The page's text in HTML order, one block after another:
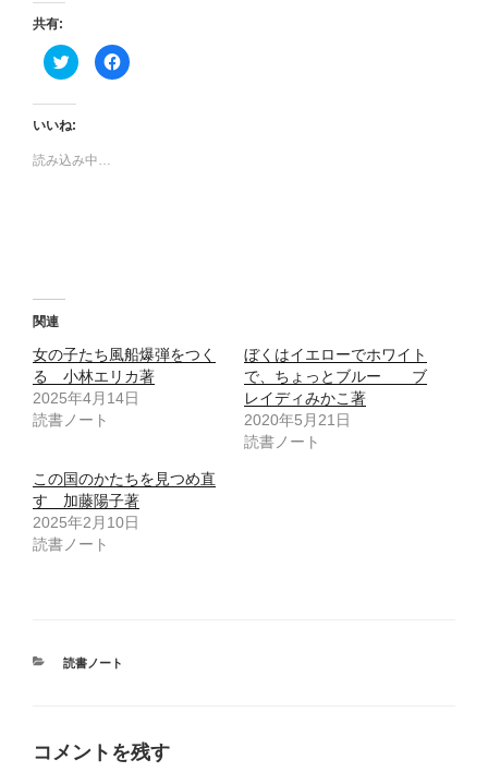
共有:
ク
リ
し
て
T
i
ン
ド
ウ
で
開
き
ま
F
a
だ
さ
い
(
新
し
ド
ウ
で
開
き
いいね:
読み込み中…
関連
女の子たち風船爆弾をつく
る 小林エリカ著
2025年4月14日
読書ノート
ぼくはイエローでホワイト
で、ちょっとブルー ブ
レイディみかこ著
2020年5月21日
読書ノート
この国のかたちを見つめ直
す 加藤陽子著
2025年2月10日
読書ノート
カ
読書ノート
コメントを残す